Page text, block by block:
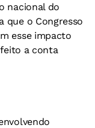
nacional do
que o Congresso
esse impacto
a conta